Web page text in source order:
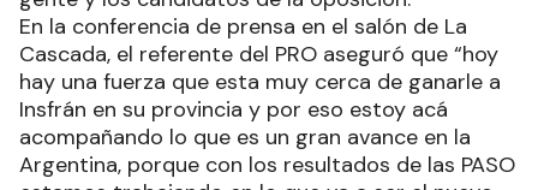
En la conferencia de prensa en el salón de La
Cascada, el referente del PRO aseguró que “hoy
hay una fuerza que esta muy cerca de ganarle a
Insfrán en su provincia y por eso estoy acá
acompañando lo que es un gran avance en la
Argentina, porque con los resultados de las PASO